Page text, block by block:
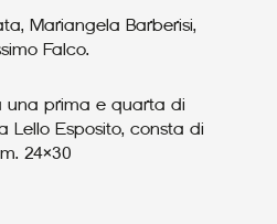
Mariangela Barberisi,
Falco.
una prima e quarta di
Lello Esposito, consta di
24×30